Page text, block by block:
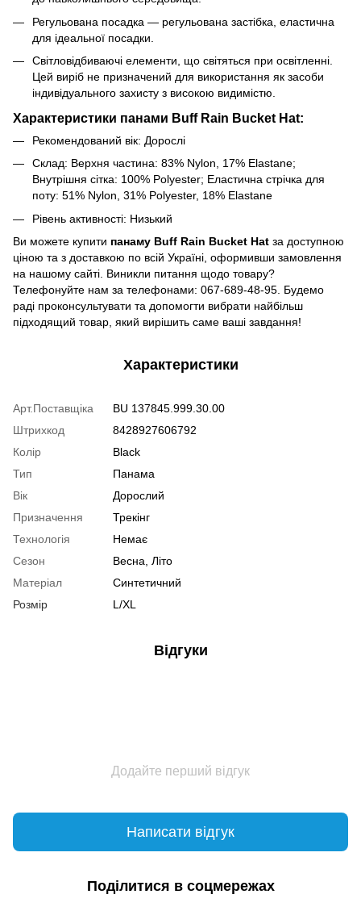
Регульована посадка — регульована застібка, еластична
для ідеальної посадки.
Світловідбиваючі елементи, що світяться при освітленні.
Цей виріб не призначений для використання як засоби
індивідуального захисту з високою видимістю.
Характеристики панами Buff Rain Bucket Hat:
Рекомендований вік: Дорослі
Склад: Верхня частина: 83% Nylon, 17% Elastane;
Внутрішня сітка: 100% Polyester; Еластична стрічка для
поту: 51% Nylon, 31% Polyester, 18% Elastane
Рівень активності: Низький
Ви можете купити панаму Buff Rain Bucket Hat за доступною
ціною та з доставкою по всій Україні, оформивши замовлення
на нашому сайті. Виникли питання щодо товару?
Телефонуйте нам за телефонами: 067-689-48-95. Будемо
раді проконсультувати та допомогти вибрати найбільш
підходящий товар, який вирішить саме ваші завдання!
Характеристики
Арт.Поставщіка
BU 137845.999.30.00
Штрихкод
8428927606792
Колір
Black
Тип
Панама
Вік
Дорослий
Призначення
Трекінг
Технологія
Немає
Сезон
Весна, Літо
Матеріал
Синтетичний
Розмір
L/XL
Відгуки
Додайте перший відгук
Написати відгук
Поділитися в соцмережах